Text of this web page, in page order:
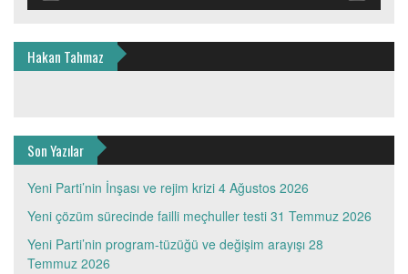
Hakan Tahmaz
Son Yazılar
Yeni Parti’nin İnşası ve rejim krizi 4 Ağustos 2026
Yeni çözüm sürecinde failli meçhuller testi 31 Temmuz 2026
Yeni Parti’nin program-tüzüğü ve değişim arayışı 28
Temmuz 2026